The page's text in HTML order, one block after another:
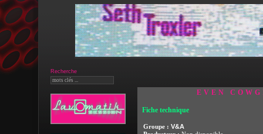
Recherche
EVEN
Fiche technique
Groupe : V&A